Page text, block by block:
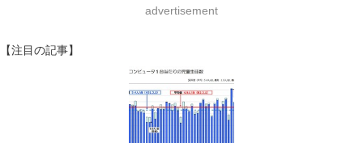
advertisement
【注目の記事】